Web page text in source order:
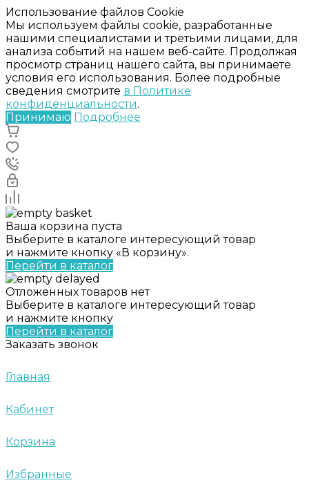
Использование файлов Cookie
Мы используем файлы cookie, разработанные
нашими специалистами и третьими лицами, для
анализа событий на нашем веб-сайте. Продолжая
просмотр страниц нашего сайта, вы принимаете
условия его использования. Более подробные
сведения смотрите в Политике
конфиденциальности.
Принимаю Подробнее
Ваша корзина пуста
Выберите в каталоге интересующий товар
и нажмите кнопку «В корзину».
Перейти в каталог
Отложенных товаров нет
Выберите в каталоге интересующий товар
и нажмите кнопку
Перейти в каталог
Заказать звонок
Главная
Кабинет
Корзина
Избранные